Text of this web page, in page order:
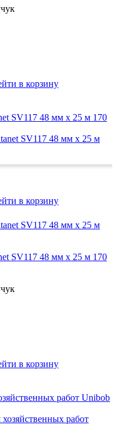
в корзину
SV117 48 мм х 25 м 170
в корзину
SV117 48 мм х 25 м 170
в корзину
работ Unibob